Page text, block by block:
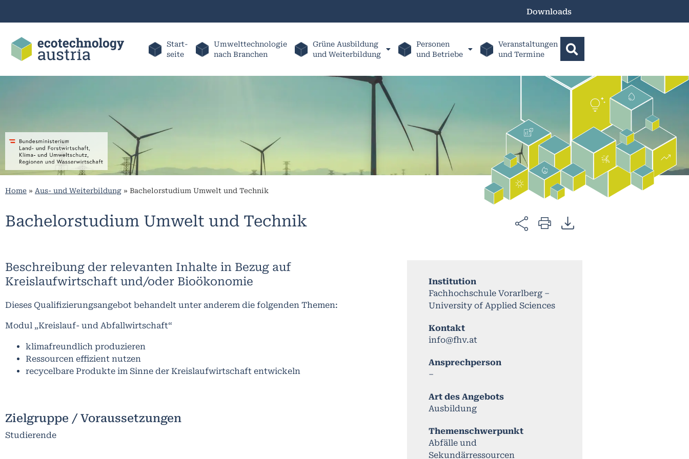
Downloads
Start-
seite
Umwelttechnologie
nach Branchen
Grüne Ausbildung
und Weiterbildung
Personen
und Betriebe
Veranstaltungen
und Termine
Home » Aus- und Weiterbildung » Bachelorstudium Umwelt und Technik
Bachelorstudium Umwelt und Technik
Beschreibung der relevanten Inhalte in Bezug auf
Kreislaufwirtschaft und/oder Bioökonomie
Dieses Qualifizierungsangebot behandelt unter anderem die folgenden Themen:
Modul „Kreislauf- und Abfallwirtschaft“
klimafreundlich produzieren
Ressourcen effizient nutzen
recycelbare Produkte im Sinne der Kreislaufwirtschaft entwickeln
Zielgruppe / Voraussetzungen
Studierende
Institution
Fachhochschule Vorarlberg –
University of Applied Sciences
Kontakt
info@fhv.at
Ansprechperson
–
Art des Angebots
Ausbildung
Themenschwerpunkt
Abfälle und
Sekundärressourcen